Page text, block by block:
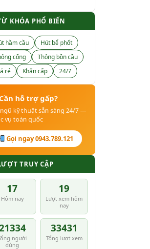
KHÓA PHỔ BIẾN
hầm cầu
Hút bể phốt
cống
Thông bồn cầu
rẻ
Khẩn cấp 24/7
Cần hỗ trợ gấp?
kỹ thuật sẵn sàng 24/7 —
vụ toàn quốc
Gọi ngay 0943.789.121
TRUY CẬP
17
Hôm nay
19
Lượt xem hôm
nay
người
dùng
33431
Tổng lượt xem